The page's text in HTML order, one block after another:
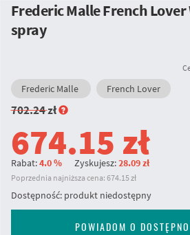
Frederic Malle French
spray
Frederic Malle French Lover
702.24zł
674.15 zł
Rabat:4.0 % Zyskujesz:28.09 zł
Poprzednia najniższa cena: 674.15 zł
Dostępność: produkt niedostępny
POWIADOM O